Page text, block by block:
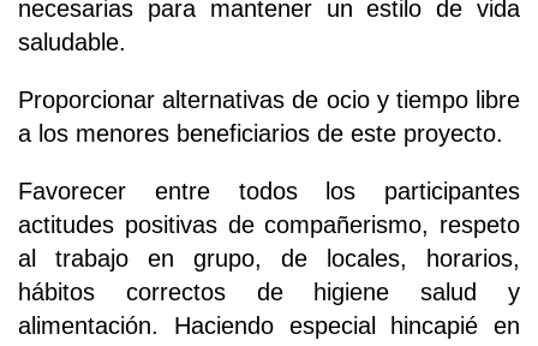
necesarias para mantener un estilo de vida
saludable.
Proporcionar alternativas de ocio y tiempo libre
a los menores beneficiarios de este proyecto.
Favorecer entre todos los participantes
actitudes positivas de compañerismo, respeto
al trabajo en grupo, de locales, horarios,
hábitos correctos de higiene salud y
alimentación. Haciendo especial hincapié en